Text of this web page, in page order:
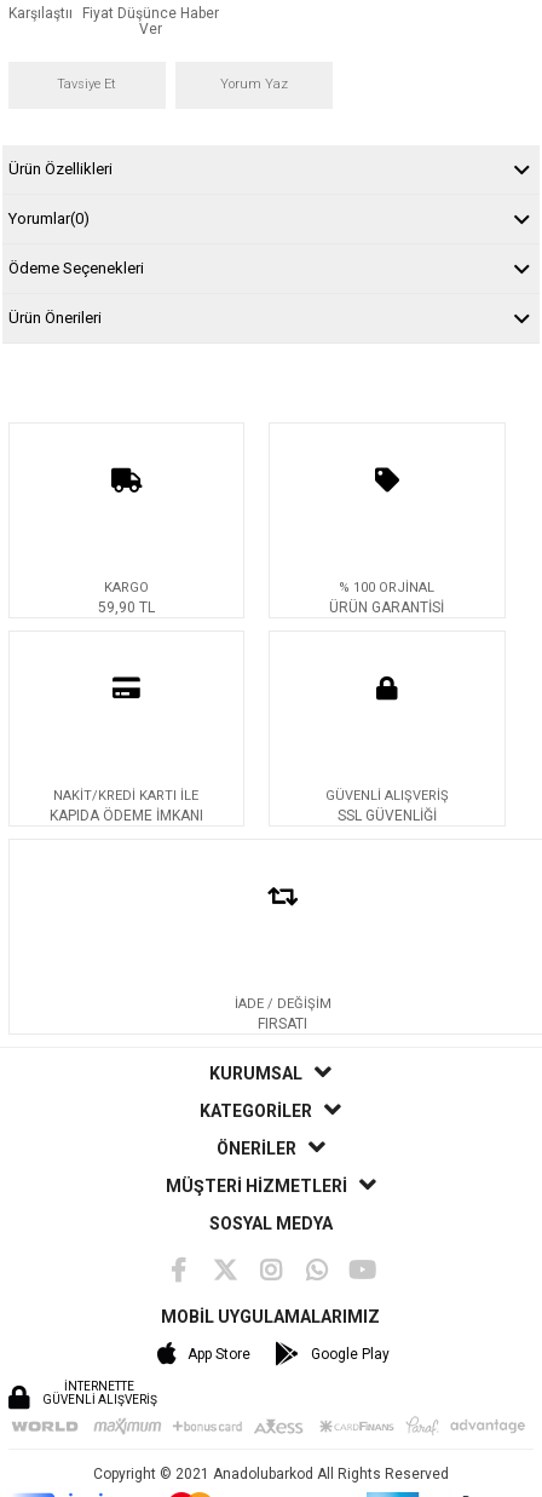
Karşılaştır
Fiyat Düşünce Haber
Ver
Tavsiye Et Yorum Yaz
Ürün Özellikleri
Yorumlar(0)
Ödeme Seçenekleri
Ürün Önerileri
KARGO
59,90 TL
% 100 ORJİNAL
ÜRÜN GARANTİSİ
NAKİT/KREDİ KARTI İLE
KAPIDA ÖDEME İMKANI
GÜVENLİ ALIŞVERİŞ
SSL GÜVENLİĞİ
İADE / DEĞİŞİM
FIRSATI
KURUMSAL
KATEGORİLER
ÖNERİLER
MÜŞTERİ HİZMETLERİ
SOSYAL MEDYA
MOBİL UYGULAMALARIMIZ
App Store Google Play
İNTERNETTE
GÜVENLİ ALIŞVERİŞ
Copyright © 2021 Anadolubarkod All Rights Reserved